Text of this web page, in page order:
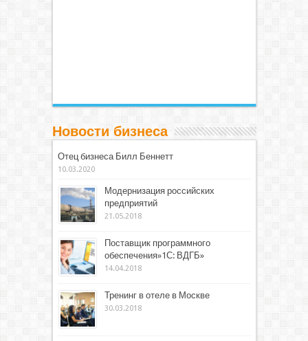
Новости бизнеса
Отец бизнеса Билл Беннетт
10.03.2020
Модернизация российских
предприятий
21.05.2018
Поставщик программного
обеспечения»1С: ВДГБ»
14.04.2018
Тренинг в отеле в Москве
30.03.2018